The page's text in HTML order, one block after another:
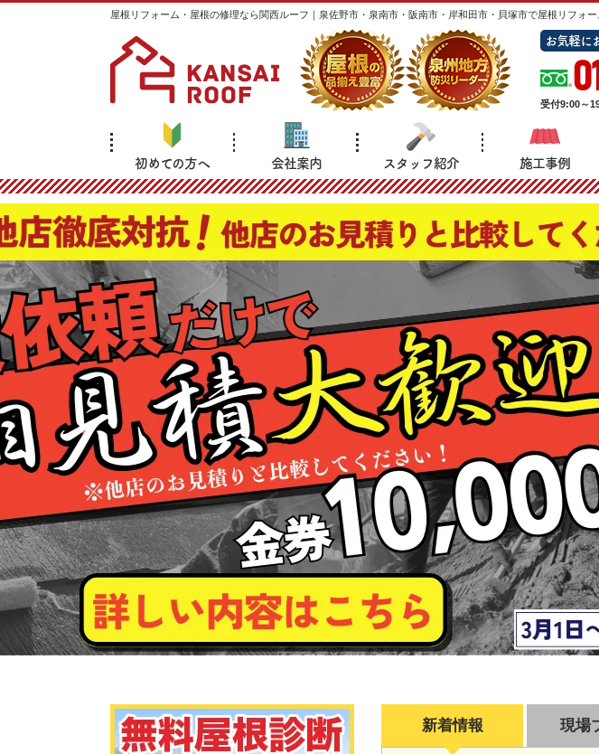
屋根リフォーム・屋根の修理なら関西ルーフ｜泉佐野市・泉南市・阪南市・岸和田市・貝塚市で屋根リフォ
お気軽に
受付9:00～
初めての方へ 会社案内 スタッフ紹介 施工事例
新着情報 現場